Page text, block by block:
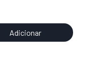
Adicionar